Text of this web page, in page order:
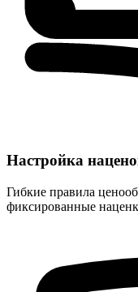
Настройка
Гибкие правила
фиксированные